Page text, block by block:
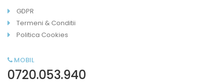
GDPR
Termeni & Conditii
Politica Cookies
MOBIL
0720.053.940